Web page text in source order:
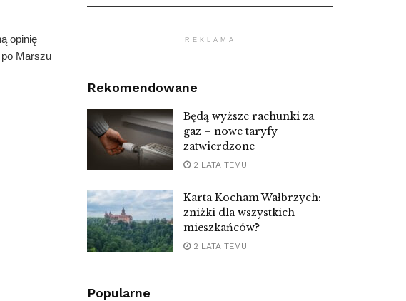
opinię
po Marszu
REKLAMA
Rekomendowane
Będą wyższe rachunki za
gaz – nowe taryfy
zatwierdzone
2 LATA TEMU
Karta Kocham Wałbrzych:
zniżki dla wszystkich
mieszkańców?
2 LATA TEMU
Popularne